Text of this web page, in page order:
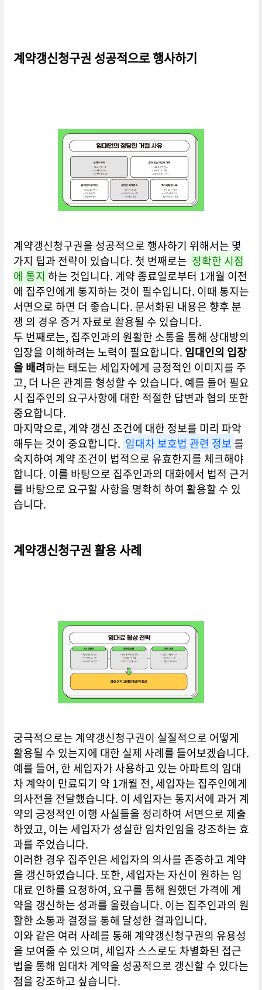
계약갱신청구권 성공적으로 행사하기
계약갱신청구권을 성공적으로 행사하기 위해서는 몇
가지 팁과 전략이 있습니다. 첫 번째로는 정확한 시점
에 통지 하는 것입니다. 계약 종료일로부터 1개월 이전
에 집주인에게 통지하는 것이 필수입니다. 이때 통지는
서면으로 하면 더 좋습니다. 문서화된 내용은 향후 분
쟁 의 경우 증거 자료로 활용될 수 있습니다.
두 번째로는, 집주인과의 원활한 소통을 통해 상대방의
입장을 이해하려는 노력이 필요합니다. 임대인의 입장
을 배려하는 태도는 세입자에게 긍정적인 이미지를 주
고, 더 나은 관계를 형성할 수 있습니다. 예를 들어 필요
시 집주인의 요구사항에 대한 적절한 답변과 협의 또한
중요합니다.
마지막으로, 계약 갱신 조건에 대한 정보를 미리 파악
해두는 것이 중요합니다. 임대차 보호법 관련 정보 를
숙지하여 계약 조건이 법적으로 유효한지를 체크해야
합니다. 이를 바탕으로 집주인과의 대화에서 법적 근거
를 바탕으로 요구할 사항을 명확히 하여 활용할 수 있
습니다.
계약갱신청구권 활용 사례
궁극적으로는 계약갱신청구권이 실질적으로 어떻게
활용될 수 있는지에 대한 실제 사례를 들어보겠습니다.
예를 들어, 한 세입자가 사용하고 있는 아파트의 임대
차 계약이 만료되기 약 1개월 전, 세입자는 집주인에게
의사전을 전달했습니다. 이 세입자는 통지서에 과거 계
약의 긍정적인 이행 사실들을 정리하여 서면으로 제출
하였고, 이는 세입자가 성실한 임차인임을 강조하는 효
과를 주었습니다.
이러한 경우 집주인은 세입자의 의사를 존중하고 계약
을 갱신하였습니다. 또한, 세입자는 자신이 원하는 임
대료 인하를 요청하여, 요구를 통해 원했던 가격에 계
약을 갱신하는 성과를 올렸습니다. 이는 집주인과의 원
할한 소통과 결정을 통해 달성한 결과입니다.
이와 같은 여러 사례를 통해 계약갱신청구권의 유용성
을 보여줄 수 있으며, 세입자 스스로도 차별화된 접근
법을 통해 임대차 계약을 성공적으로 갱신할 수 있다는
점을 강조하고 싶습니다.